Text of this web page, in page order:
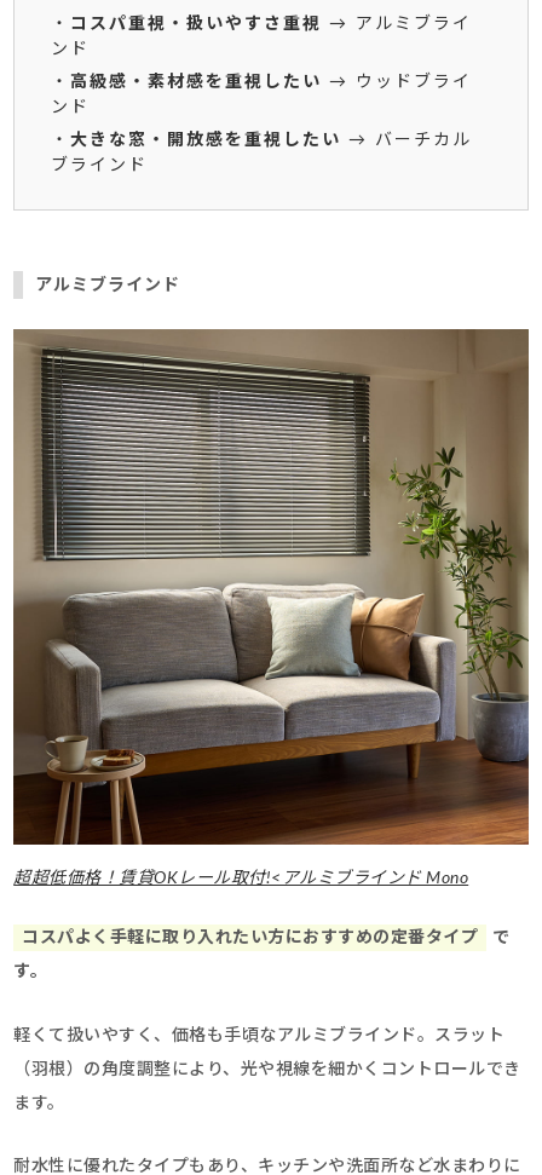
・ コスパ重視・扱いやすさ重視 → アルミブライ
ンド
・ 高級感・素材感を重視したい → ウッドブライ
ンド
・大きな窓・開放感を重視したい → バーチカル
ブラインド
アルミブラインド
超超低価格！賃貸OKレール取付!<アルミブラインド Mono
コスパよく手軽に取り入れたい方におすすめの定番タイプ
で
す。
軽くて扱いやすく、価格も手頃なアルミブラインド。スラット
（羽根）の角度調整により、光や視線を細かくコントロールでき
ます。
耐水性に優れたタイプもあり、キッチンや洗面所など水まわりに